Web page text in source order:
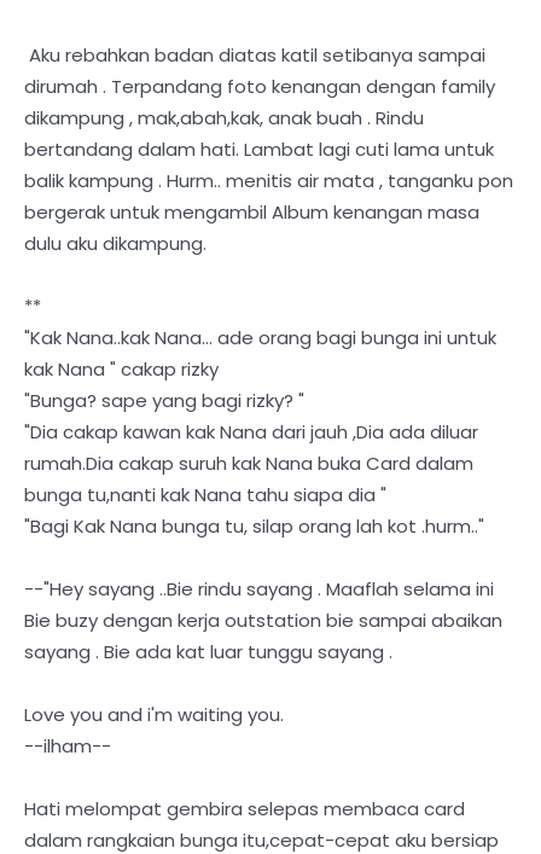
Aku rebahkan badan diatas katil setibanya sampai
dirumah . Terpandang foto kenangan dengan family
dikampung , mak,abah,kak, anak buah . Rindu
bertandang dalam hati. Lambat lagi cuti lama untuk
balik kampung . Hurm.. menitis air mata , tanganku pon
bergerak untuk mengambil Album kenangan masa
dulu aku dikampung.
**
"Kak Nana..kak Nana... ade orang bagi bunga ini untuk
kak Nana " cakap rizky
"Bunga? sape yang bagi rizky? "
"Dia cakap kawan kak Nana dari jauh ,Dia ada diluar
rumah.Dia cakap suruh kak Nana buka Card dalam
bunga tu,nanti kak Nana tahu siapa dia "
"Bagi Kak Nana bunga tu, silap orang lah kot .hurm.."
--"Hey sayang ..Bie rindu sayang . Maaflah selama ini
Bie buzy dengan kerja outstation bie sampai abaikan
sayang . Bie ada kat luar tunggu sayang .
Love you and i'm waiting you.
--ilham--
Hati melompat gembira selepas membaca card
dalam rangkaian bunga itu,cepat-cepat aku bersiap